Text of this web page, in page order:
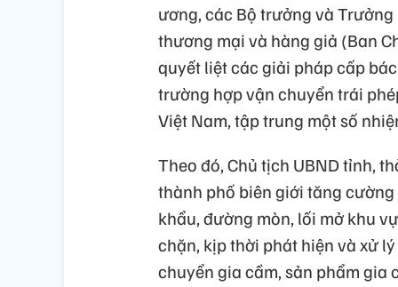
ương, các Bộ trưởng và
thương mại và hàng giả (Ban
quyết liệt các giải pháp cấp
trường hợp vận chuyển trái
Việt Nam, tập trung một số
Theo đó, Chủ tịch UBND tỉnh,
thành phố biên giới tăng
khẩu, đường mòn, lối mở khu
chặn, kịp thời phát hiện và xử
chuyển gia cầm, sản phẩm gia